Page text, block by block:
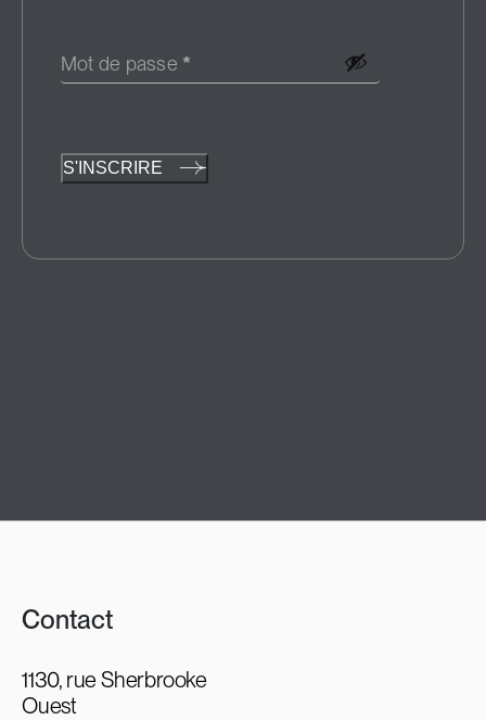
Mot de passe *
S'INSCRIRE
Contact
1130, rue Sherbrooke
Ouest